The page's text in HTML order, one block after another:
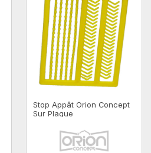
Stop Appât Orion Concept
Sur Plaque